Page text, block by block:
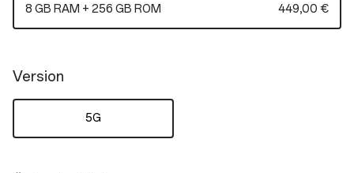
8 GB RAM + 256 GB ROM 449,00 €
Version
5G